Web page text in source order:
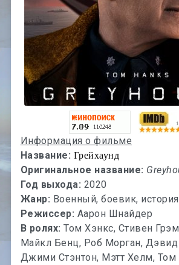
Информация о фильме
Название: Грейхаунд
Оригинальное название:
Год выхода: 2020
Жанр: Военный, боевик,
Режиссер: Аарон Шнайдер
В ролях:Том Хэнкс, Стивен
Майкл Бенц, Роб Морган,
Джими Стэнтон, Мэтт Хелм, Том